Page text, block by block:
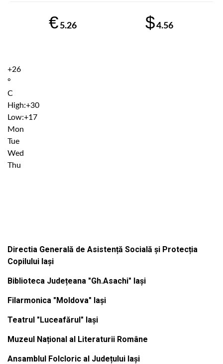
€ 5.26 $4.56
+26
°
C
High:+30
Low:+17
Mon
Tue
Wed
Thu
Directia Generală de Asistență Socială și Protecția
Copilului Iași
Biblioteca Județeana "Gh.Asachi" Iași
Filarmonica "Moldova" Iași
Teatrul "Luceafărul" Iași
Muzeul Național al Literaturii Române
Ansamblul Folcloric al Județului Iași